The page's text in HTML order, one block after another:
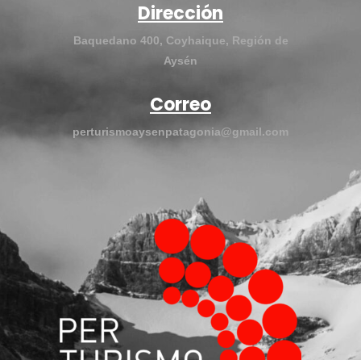
Dirección
Baquedano 400, Coyhaique, Región de
Aysén
Correo
perturismoaysenpatagonia@gmail.com